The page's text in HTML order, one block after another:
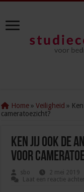
Home » Veiligheid »
cameratoezicht?
Ken jij ook de
voor
sbo 2 mei 2019
Laat een reactie achter